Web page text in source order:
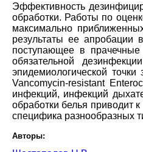
Эффективность
обработки. Работы по
максимально
результаты ее апробации
поступающее в прачечные
обязательной
эпидемиологической
Vancomycin-resistant
инфекций, инфекций
обработки белья приводит
специфика разнообразных
Авторы: